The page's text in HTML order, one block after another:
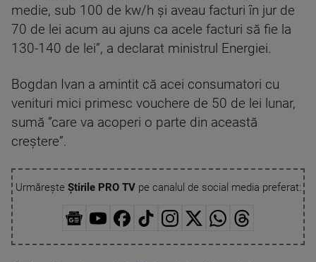
medie, sub 100 de kw/h şi aveau facturi în jur de
70 de lei acum au ajuns ca acele facturi să fie la
130-140 de lei”, a declarat ministrul Energiei.
Bogdan Ivan a amintit că acei consumatori cu
venituri mici primesc vouchere de 50 de lei lunar,
sumă ”care va acoperi o parte din această
creştere”.
Urmărește Știrile PRO TVpe canalul de social media preferat: